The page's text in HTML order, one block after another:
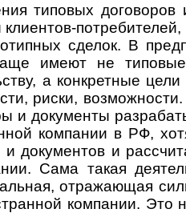
типовых
сде­лок. В
имеют не
а конк­рет­ные
риски,
и доку­менты
ком­па­нии в РФ,
доку­мен­тов и
Сама такая
отра­жа­ющая
ком­па­нии. Это